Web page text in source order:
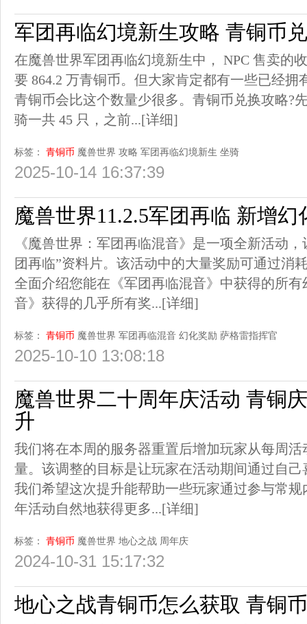
军团再临幻境新生攻略 青铜币
在魔兽世界军团再临幻境新生中， NPC 售卖的
要 864.2 万青铜币。但大家肯定都有一些已经
青铜币会比这个数量少很多。青铜币兑换攻略?
骑一共 45 只，之前...[详细]
标签： 青铜币 魔兽世界 攻略 军团再临幻境新生 坐骑
2025-10-14 16:37:39
魔兽世界11.2.5军团再临 新增幻
《魔兽世界：军团再临混音》是一项全新活动
团再临”资料片。该活动中的大量奖励可通过消
全面介绍您能在《军团再临混音》中获得的所
音》获得的几乎所有奖...[详细]
标签： 青铜币 魔兽世界 军团再临混音 幻化奖励 萨格雷指挥官
2025-10-10 13:08:18
魔兽世界二十周年庆活动 青铜
升
我们将在本周的服务器重置后增加玩家从每周
量。该调整的目标是让玩家在活动期间通过自
我们希望这次提升能帮助一些玩家通过参与常
年活动自然地获得更多...[详细]
标签： 青铜币 魔兽世界 地心之战 周年庆
2024-10-31 15:17:32
地心之战青铜币怎么获取 青铜